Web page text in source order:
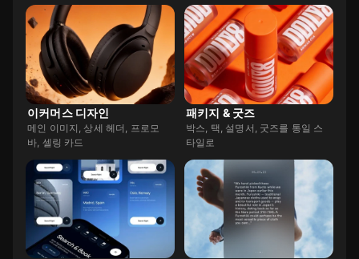
이커머스 디자인
메인 이미지, 상세 헤더, 프로모
바, 셀링 카드
패키지 & 굿즈
박스, 택, 설명서, 굿즈를 통일 스
타일로